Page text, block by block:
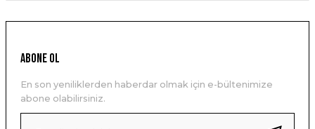
ABONE OL
En son yeniliklerden haberdar olmak için e-bültenimize
abone olabilirsiniz.